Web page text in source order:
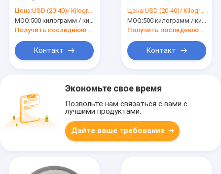
прозрачной защиты
от
ультрафиолетовых
Цена:USD (20-40)/ Kilogram
MOQ:500 килограмм / килограмм
Получить последнюю цену
Контакт
красок и покрытий
Цена:USD (20-40)/ Kilogram
MOQ:500 килограмм / килограмм
Получить последнюю цену
Контакт
Экономьте свое время
Позвольте нам связаться с вами с
лучшими продуктами.
Дайте ваше требование